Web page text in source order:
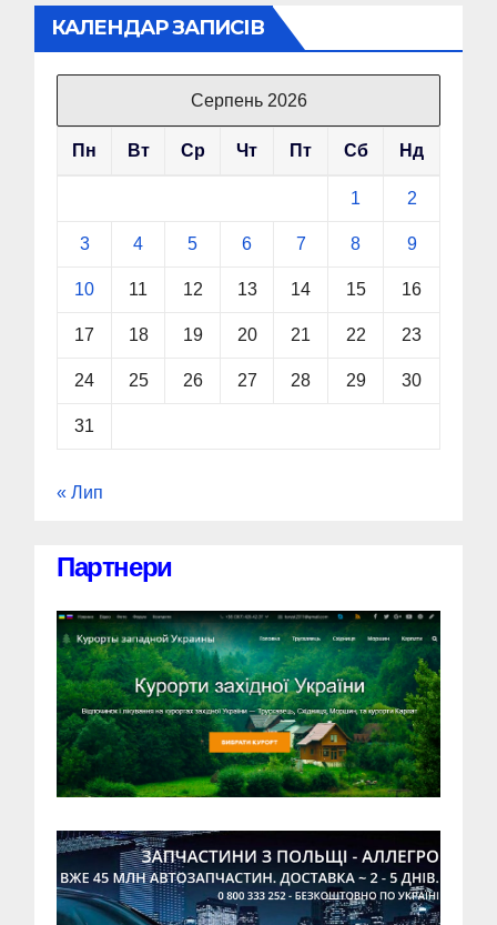
КАЛЕНДАР ЗАПИСІВ
Серпень 2026
Пн Вт Ср Чт Пт Сб Нд
1 2
3 4 5 6 7 8 9
10 11 12 13 14 15 16
17 18 19 20 21 22 23
24 25 26 27 28 29 30
31
« Лип
Партнери